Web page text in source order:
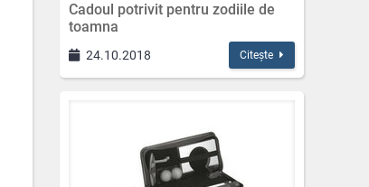
Cadoul potrivit pentru zodiile de
toamna
24.10.2018 Citește